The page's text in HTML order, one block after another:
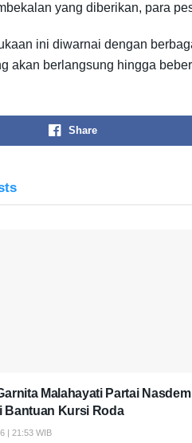
yang diberikan, para
ini diwarnai dengan
akan berlangsung hingga
Share
Malahayati Partai Nasdem
Bantuan Kursi Roda
| 21:53 WIB